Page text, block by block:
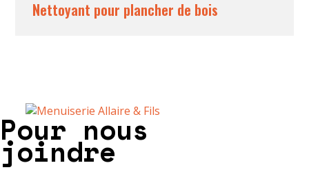
Nettoyant pour plancher de bois
Pour nous
joindre